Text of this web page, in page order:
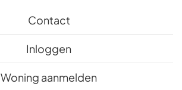
Contact
Inloggen
Woning aanmelden